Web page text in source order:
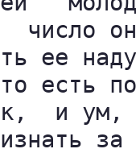
число
ее
есть
и